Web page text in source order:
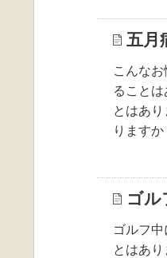
五月
こんな
ること
とはあ
ります
ゴル
ゴルフ
とはあ